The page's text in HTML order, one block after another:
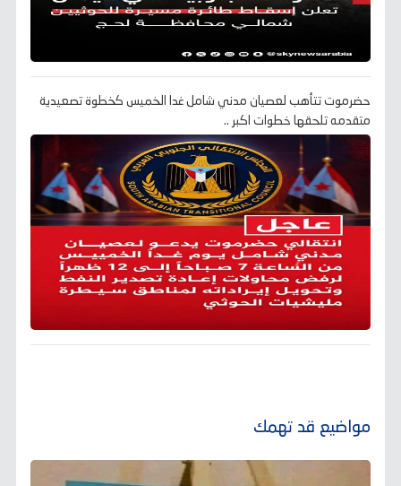
حضرموت تتأهب لعصيان مدني شامل غدا الخميس كخطوة تصعيدية
متقدمه تلحقها خطوات اكبر ..
مواضيع قد تهمك